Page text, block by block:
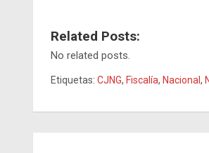
Related Posts:
No related posts.
Etiquetas: CJNG, Fiscalía, Nacional ,